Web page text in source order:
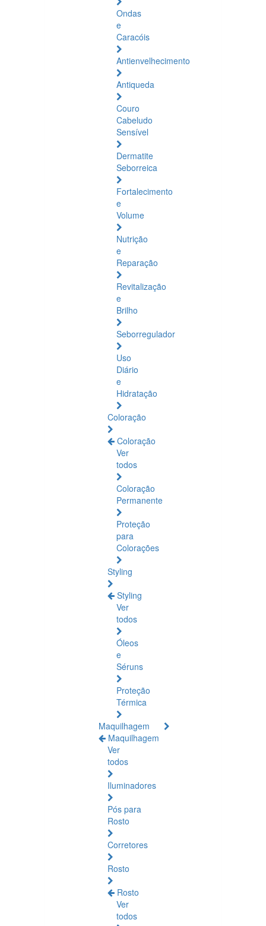
Ondas
e
Caracóis
Antienvelhecimento
Antiqueda
Couro
Cabeludo
Sensível
Dermatite
Seborreica
Fortalecimento
e
Volume
Nutrição
e
Reparação
Revitalização
e
Brilho
Seborregulador
Uso
Diário
e
Hidratação
Coloração
Coloração
Ver
todos
Coloração
Permanente
Proteção
para
Colorações
Styling
Styling
Ver
todos
Óleos
e
Séruns
Proteção
Térmica
Maquilhagem
Maquilhagem
Ver
todos
Iluminadores
Pós para
Rosto
Corretores
Rosto
Rosto
Ver
todos